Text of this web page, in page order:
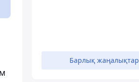
Барлық жаңалықтар